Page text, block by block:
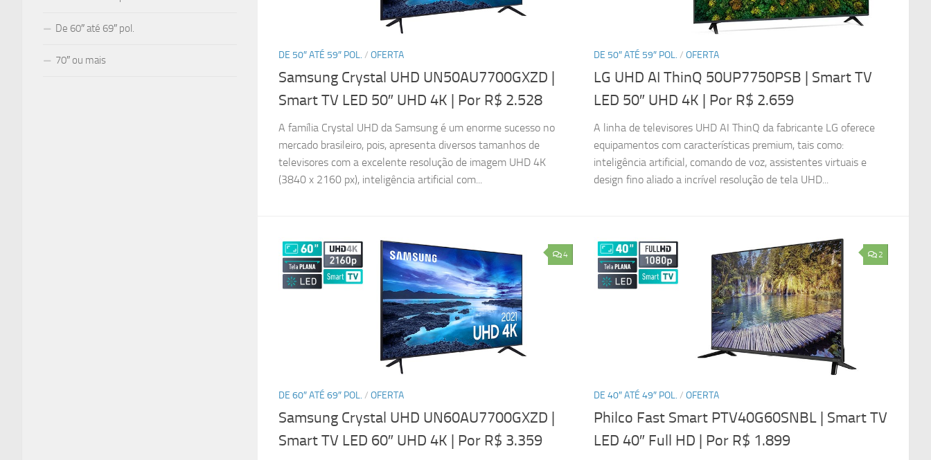
DE 50″ ATÉ 59″ POL. / OFERTA
Samsung Crystal UHD UN50AU7700GXZD |
Smart TV LED 50″ UHD 4K | Por R$ 2.528
A família Crystal UHD da Samsung é um enorme sucesso no
mercado brasileiro, pois, apresenta diversos tamanhos de
televisores com a excelente resolução de imagem UHD 4K
(3840 x 2160 px), inteligência artificial com...
DE 50″ ATÉ 59″ POL. / OFERTA
LG UHD AI ThinQ 50UP7750PSB | Smart TV
LED 50″ UHD 4K | Por R$ 2.659
A linha de televisores UHD AI ThinQ da fabricante LG oferece
equipamentos com características premium, tais como:
inteligência artificial, comando de voz, assistentes virtuais e
design fino aliado a incrível resolução de tela UHD...
4
DE 60″ ATÉ 69″ POL. / OFERTA
Samsung Crystal UHD UN60AU7700GXZD |
Smart TV LED 60″ UHD 4K | Por R$ 3.359
2
DE 40″ ATÉ 49″ POL. / OFERTA
Philco Fast Smart PTV40G60SNBL | Smart TV
LED 40″ Full HD | Por R$ 1.899
De 60″ até 69″ pol.
70″ ou mais